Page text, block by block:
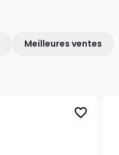
Meilleures ventes
favorite_border